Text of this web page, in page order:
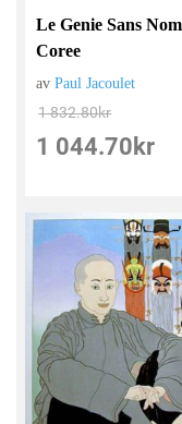
Le Genie Sans
Coree
avPaul Jacoulet
1 832.80kr
1 044.70 kr